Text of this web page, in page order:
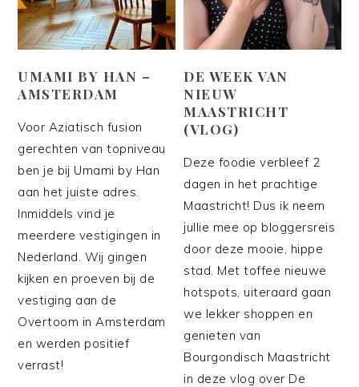
UMAMI BY HAN –
AMSTERDAM
Voor Aziatisch fusion
gerechten van topniveau
ben je bij Umami by Han
aan het juiste adres.
Inmiddels vind je
meerdere vestigingen in
Nederland. Wij gingen
kijken en proeven bij de
vestiging aan de
Overtoom in Amsterdam
en werden positief
verrast!
DE WEEK VAN
NIEUW
MAASTRICHT
(VLOG)
Deze foodie verbleef 2
dagen in het prachtige
Maastricht! Dus ik neem
jullie mee op bloggersreis
door deze mooie, hippe
stad. Met toffee nieuwe
hotspots, uiteraard gaan
we lekker shoppen en
genieten van
Bourgondisch Maastricht
in deze vlog over De